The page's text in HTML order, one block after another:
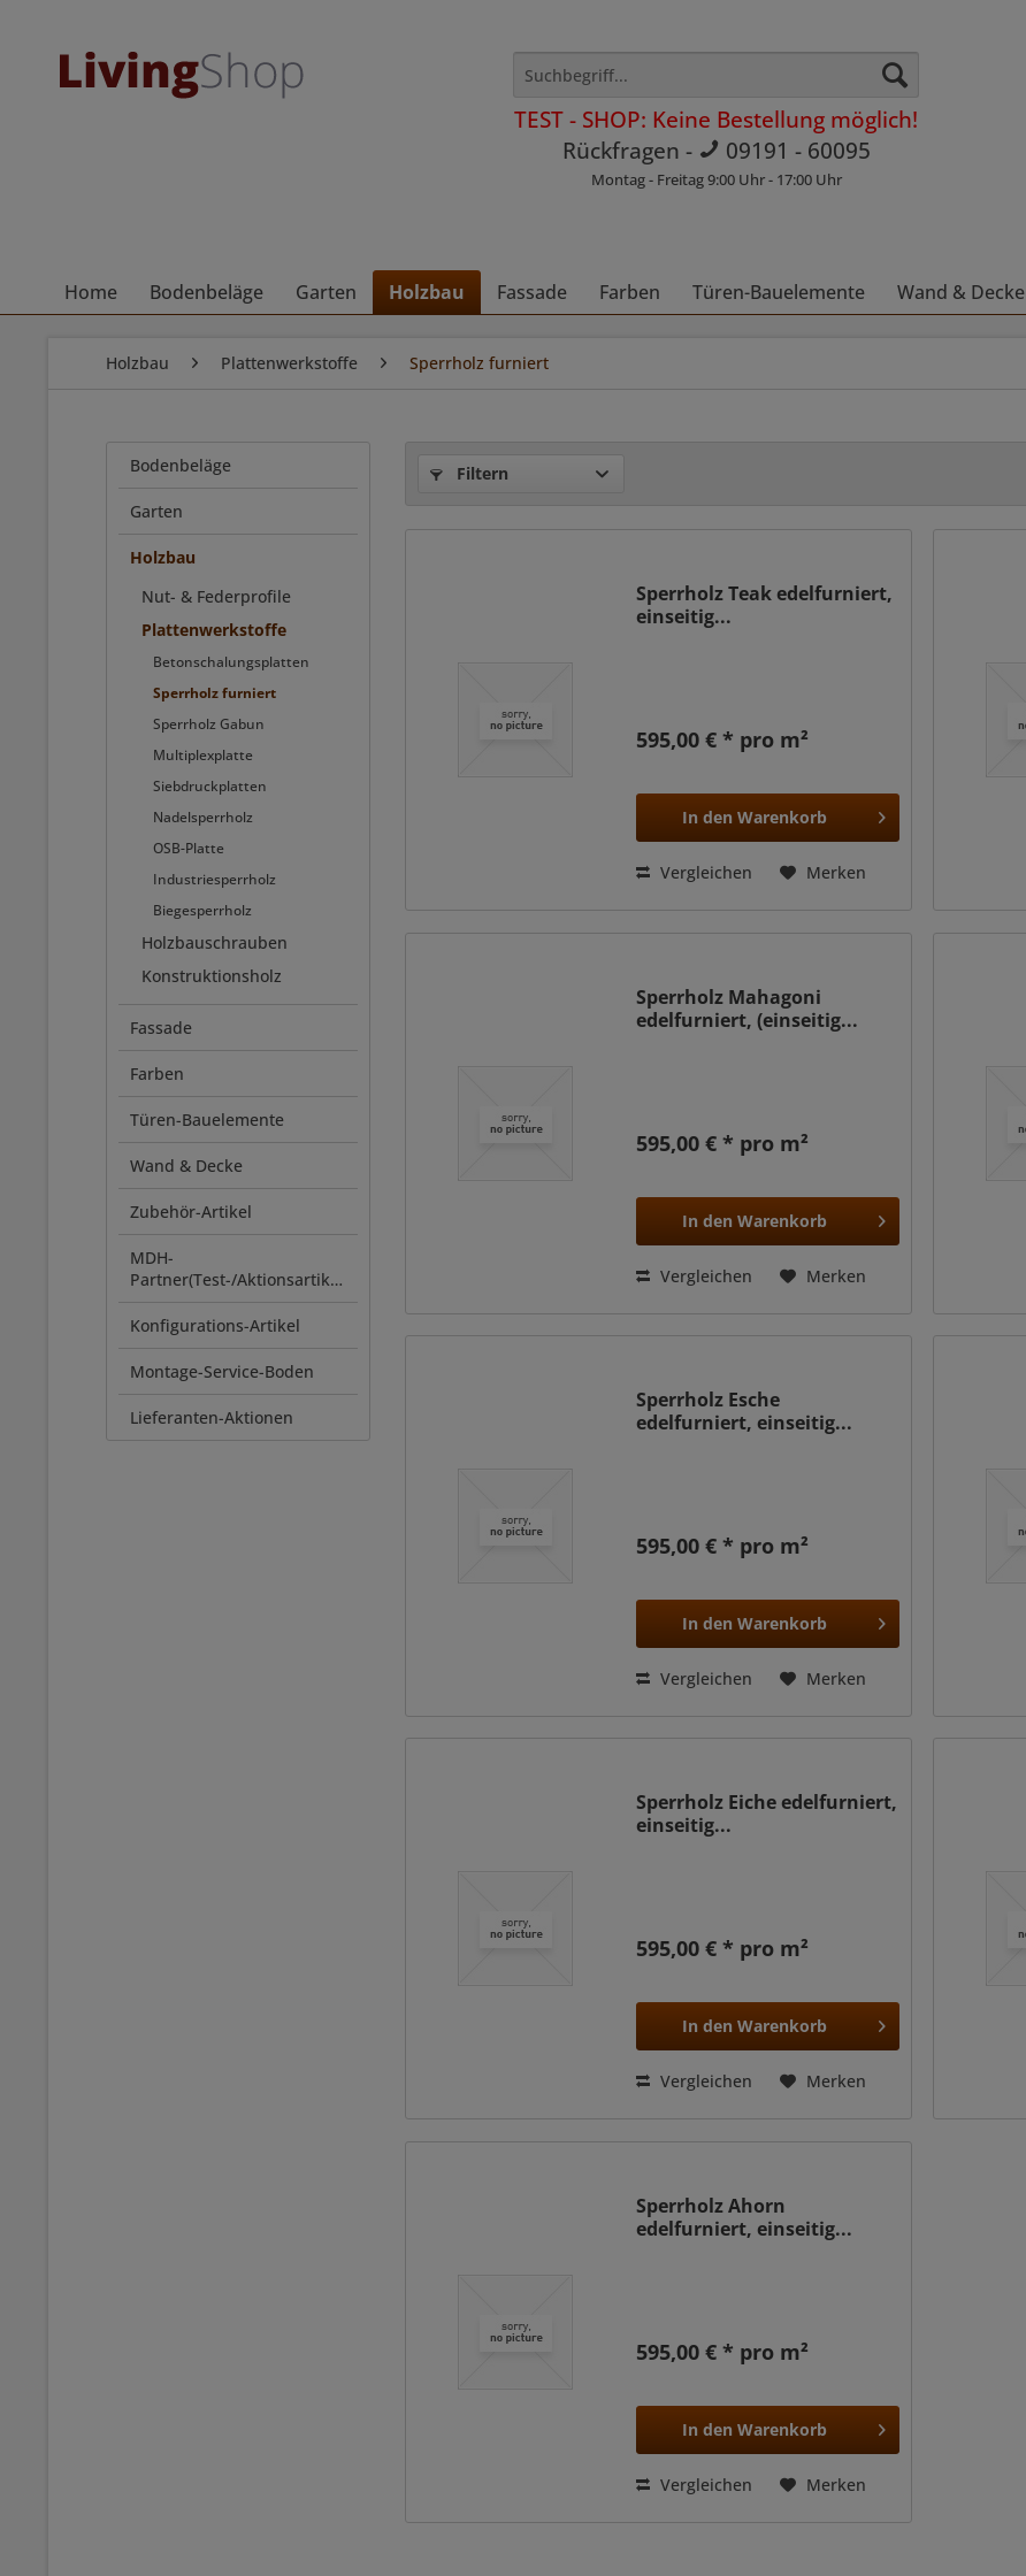
TEST - SHOP: Keine Bestellung möglich!
Rückfragen -
09191 - 60095
Montag - Freitag 9:00 Uhr - 17:00 Uhr
Home Bodenbeläge Garten Holzbau Fassade Farben Türen-Bauelemente Wand & Decke
Holzbau Plattenwerkstoffe Sperrholz furniert
Bodenbeläge
Garten
Holzbau
Nut- & Federprofile
Plattenwerkstoffe
Betonschalungsplatten
Sperrholz furniert
Sperrholz Gabun
Multiplexplatte
Siebdruckplatten
Nadelsperrholz
OSB-Platte
Industriesperrholz
Biegesperrholz
Holzbauschrauben
Konstruktionsholz
Fassade
Farben
Türen-Bauelemente
Wand & Decke
Zubehör-Artikel
MDH-
Partner(Test-/Aktionsartikel)
Konfigurations-Artikel
Montage-Service-Boden
Lieferanten-Aktionen
Filtern
Sperrholz Teak edelfurniert,
einseitig...
595,00 € * pro m²
In den Warenkorb
Vergleichen Merken
Sperrholz Mahagoni
edelfurniert, (einseitig...
595,00 € * pro m²
In den Warenkorb
Vergleichen Merken
Sperrholz Esche
edelfurniert, einseitig...
595,00 € * pro m²
In den Warenkorb
Vergleichen Merken
Sperrholz Eiche edelfurniert,
einseitig...
595,00 € * pro m²
In den Warenkorb
Vergleichen Merken
Sperrholz Ahorn
edelfurniert, einseitig...
595,00 € * pro m²
In den Warenkorb
Vergleichen Merken